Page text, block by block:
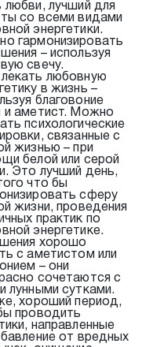
любви, лучший для
со всеми видами
энергетики.
гармонизировать
– используя
свечу.
любовную
в жизнь –
благовоние
и аметист. Можно
психологические
связанные с
жизнью – при
белой или серой
Это лучший день,
что бы
сферу
жизни, проведения
практик по
энергетике.
хорошо
с аметистом или
– они
сочетаются с
лунными сутками.
хороший период,
проводить
направленные
от вредных